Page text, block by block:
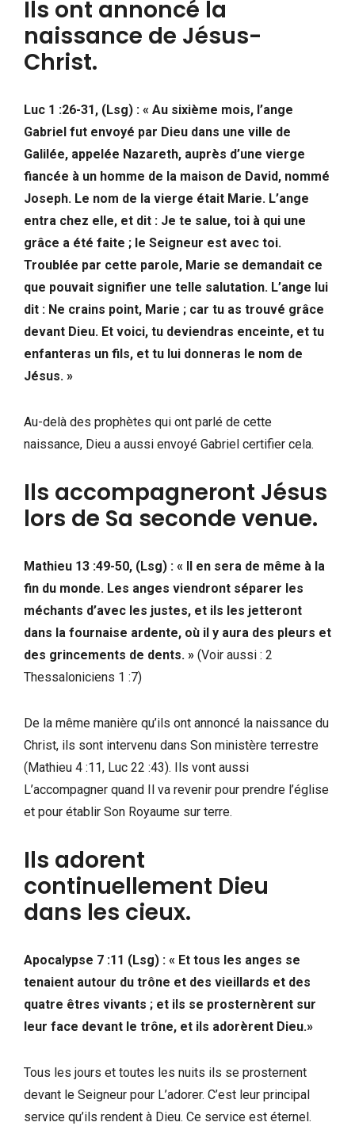
Ils ont annoncé la
naissance de Jésus-
Christ.
Luc 1 :26-31, (Lsg) : « Au sixième mois, l’ange
Gabriel fut envoyé par Dieu dans une ville de
Galilée, appelée Nazareth, auprès d’une vierge
fiancée à un homme de la maison de David, nommé
Joseph. Le nom de la vierge était Marie. L’ange
entra chez elle, et dit : Je te salue, toi à qui une
grâce a été faite ; le Seigneur est avec toi.
Troublée par cette parole, Marie se demandait ce
que pouvait signifier une telle salutation. L’ange lui
dit : Ne crains point, Marie ; car tu as trouvé grâce
devant Dieu. Et voici, tu deviendras enceinte, et tu
enfanteras un fils, et tu lui donneras le nom de
Jésus. »
Au-delà des prophètes qui ont parlé de cette
naissance, Dieu a aussi envoyé Gabriel certifier cela.
Ils accompagneront Jésus
lors de Sa seconde venue.
Mathieu 13 :49-50, (Lsg) : « Il en sera de même à la
fin du monde. Les anges viendront séparer les
méchants d’avec les justes, et ils les jetteront
dans la fournaise ardente, où il y aura des pleurs et
des grincements de dents. » (Voir aussi : 2
Thessaloniciens 1 :7)
De la même manière qu’ils ont annoncé la naissance du
Christ, ils sont intervenu dans Son ministère terrestre
(Mathieu 4 :11, Luc 22 :43). Ils vont aussi
L’accompagner quand Il va revenir pour prendre l’église
et pour établir Son Royaume sur terre.
Ils adorent
continuellement Dieu
dans les cieux.
Apocalypse 7 :11 (Lsg) : « Et tous les anges se
tenaient autour du trône et des vieillards et des
quatre êtres vivants ; et ils se prosternèrent sur
leur face devant le trône, et ils adorèrent Dieu.»
Tous les jours et toutes les nuits ils se prosternent
devant le Seigneur pour L’adorer. C’est leur principal
service qu’ils rendent à Dieu. Ce service est éternel.